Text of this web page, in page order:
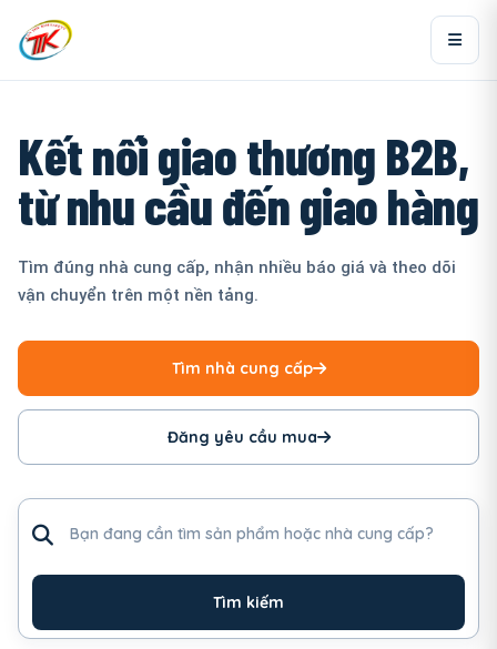
Kết nối giao thương B2B,
từ nhu cầu đến giao hàng
Tìm đúng nhà cung cấp, nhận nhiều báo giá và theo dõi
vận chuyển trên một nền tảng.
Tìm nhà cung cấp
Đăng yêu cầu mua
Tìm kiếm